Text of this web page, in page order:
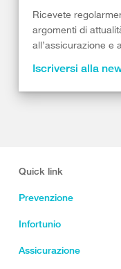
Ricevete
argomenti di
all’assicurazione e
Iscriversi alla
Quick link
Prevenzione
Infortunio
Assicurazione